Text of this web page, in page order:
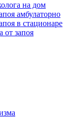
на дом
амбулаторно
в стационаре
от запоя